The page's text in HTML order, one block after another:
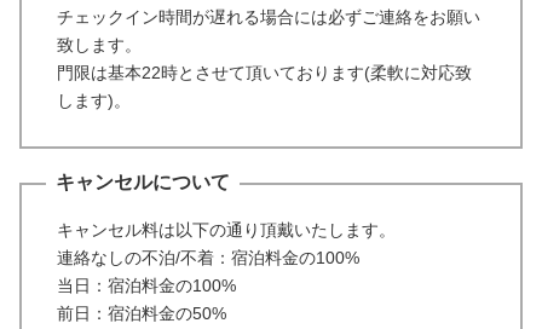
チェックイン時間が遅れる場合には必ずご連絡をお願い
致します。
門限は基本22時とさせて頂いております(柔軟に対応致
します)。
キャンセルについて
キャンセル料は以下の通り頂戴いたします。
連絡なしの不泊/不着：宿泊料金の100%
当日：宿泊料金の100%
前日：宿泊料金の50%